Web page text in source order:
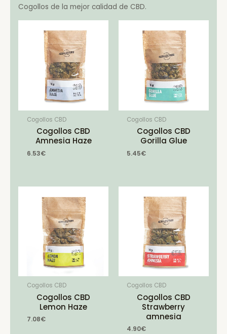
Cogollos de la mejor calidad de CBD.
Cogollos CBD
Cogollos CBD
Amnesia Haze
6.53€
Cogollos CBD
Cogollos CBD
Gorilla Glue
5.45€
Cogollos CBD
Cogollos CBD
Lemon Haze
7.08€
Cogollos CBD
Cogollos CBD
Strawberry
amnesia
4.90€